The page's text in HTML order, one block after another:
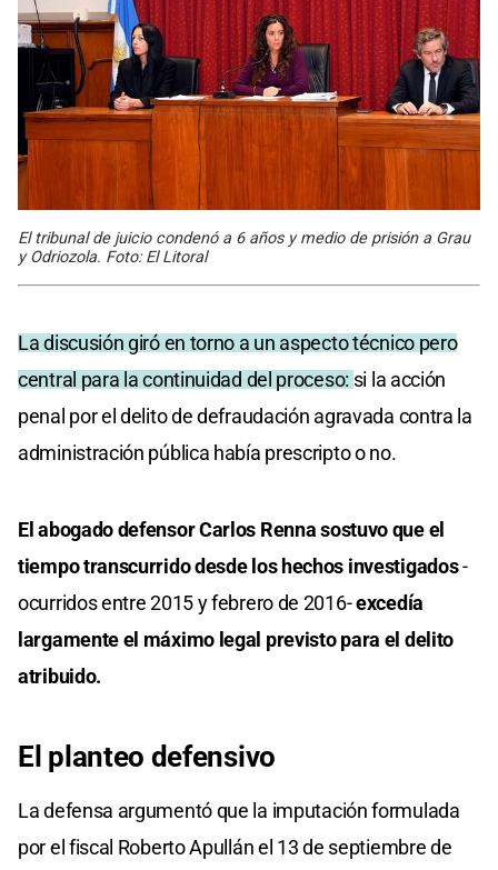
El tribunal de juicio condenó a 6 años y medio de prisión a Grau
y Odriozola. Foto: El Litoral
La discusión giró en torno a un aspecto técnico pero
central para la continuidad del proceso: si la acción
penal por el delito de defraudación agravada contra la
administración pública había prescripto o no.
El abogado defensor Carlos Renna sostuvo que el
tiempo transcurrido desde los hechos investigados-
ocurridos entre 2015 y febrero de 2016-excedía
largamente el máximo legal previsto para el delito
atribuido.
El planteo defensivo
La defensa argumentó que la imputación formulada
por el fiscal Roberto Apullán el 13 de septiembre de